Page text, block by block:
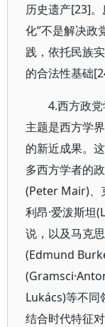
历史遗产[23]
化”不是解决政
践，依托民族
的合法性基础
4.西方政
主题是西方学
的新近成果。
多西方学者的
(Peter Mair)、
利昂·爱泼斯坦
说，以及马克
(Edmund
Lukács)等不同
结合时代特征